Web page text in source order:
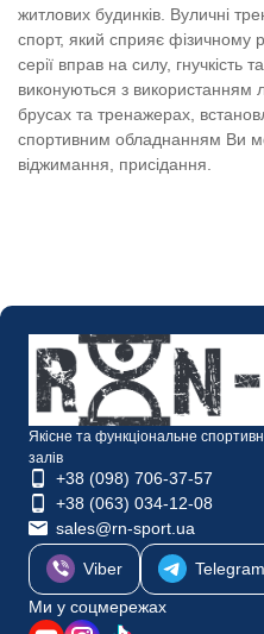
житлових будинків. Вуличні
спорт, який сприяє фізичному
серії вправ на силу, гнучкість
виконуються з використанням
брусах та тренажерах,
спортивним обладнанням Ви
віджимання, присідання.
Якісне та функціональне
залів
+38 (098) 706-37-57
+38 (063) 034-12-08
sales@rn-sport.ua
Viber Telegram
Ми у соцмережах